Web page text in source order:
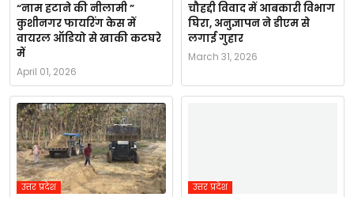
“नाम हटाने की नीलामी ”
कुशीनगर फायरिंग केस में
वायरल ऑडियो से खाकी कटघरे
में
April 01, 2026
चौहद्दी विवाद में आबकारी विभाग
घिरा, अनुज्ञापन ने डीएम से
लगाई गुहार
March 31, 2026
उत्तर प्रदेश उत्तर प्रदेश